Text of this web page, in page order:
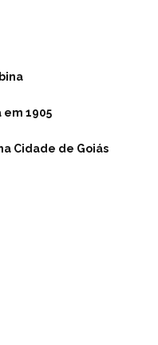
em 1905
Cidade de Goiás